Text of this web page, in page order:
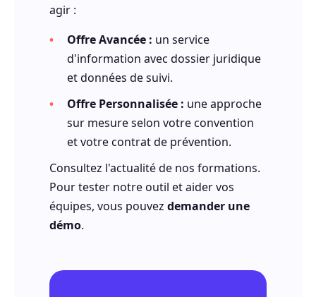
agir :
Offre Avancée : un service
d'information avec dossier juridique
et données de suivi.
Offre Personnalisée : une approche
sur mesure selon votre convention
et votre contrat de prévention.
Consultez l'actualité de nos formations.
Pour tester notre outil et aider vos
équipes, vous pouvez demander une
démo.